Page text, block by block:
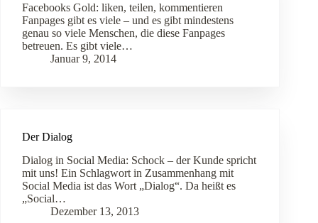
Facebooks Gold: liken, teilen, kommentieren
Fanpages gibt es viele – und es gibt mindestens
genau so viele Menschen, die diese Fanpages
betreuen. Es gibt viele…
Januar 9, 2014
Der Dialog
Dialog in Social Media: Schock – der Kunde spricht
mit uns! Ein Schlagwort in Zusammenhang mit
Social Media ist das Wort „Dialog“. Da heißt es
„Social…
Dezember 13, 2013